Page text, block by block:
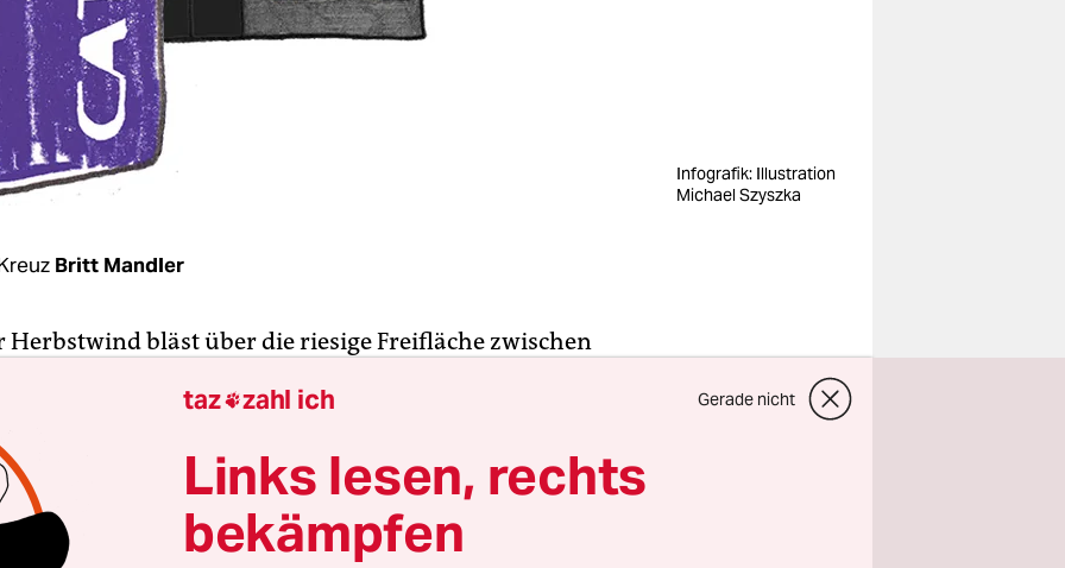
Infografik: Illustration
Michael Szyszka
Britt Mandler
Herbstwind bläst über die riesige Freifläche zwischen
wogte hier der Weizen. Nun schieben Bagger Erde vor sich
nebenan wachsen neue Produktionshallen in die Höhe.
Euro investiert
der chinesische
CATL am Erfurter Kreuz, Thüringens
taz zahl ich Gerade nicht
Links lesen, rechts
bekämpfen